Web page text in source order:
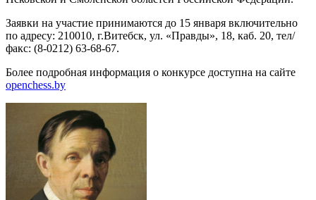
Заявки на участие принимаются до 15 января включительно
по адресу: 210010, г.Витебск, ул. «Правды», 18, каб. 20, тел/
факс: (8-0212) 63-68-67.
Более подробная информация о конкурсе доступна на сайте
openchess.by